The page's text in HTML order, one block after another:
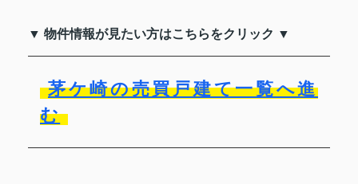
▼ 物件情報が見たい方はこちらをクリック ▼
茅ケ崎の売買戸建て一覧へ進
む